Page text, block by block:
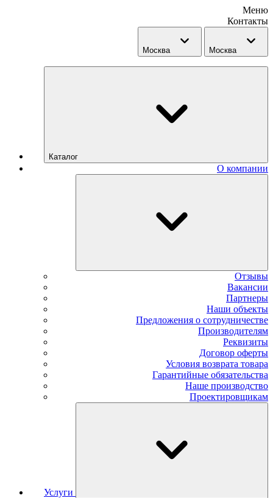
Меню
Контакты
Москва Москва
Каталог
О компании
Отзывы
Вакансии
Партнеры
Наши объекты
Предложения о сотрудничестве
Производителям
Реквизиты
Договор оферты
Условия возврата товара
Гарантийные обязательства
Наше производство
Проектировщикам
Услуги